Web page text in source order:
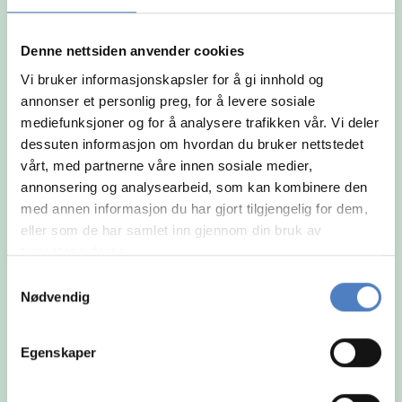
Denne nettsiden anvender cookies
Vi bruker informasjonskapsler for å gi innhold og
annonser et personlig preg, for å levere sosiale
mediefunksjoner og for å analysere trafikken vår. Vi deler
dessuten informasjon om hvordan du bruker nettstedet
vårt, med partnerne våre innen sosiale medier,
annonsering og analysearbeid, som kan kombinere den
med annen informasjon du har gjort tilgjengelig for dem,
eller som de har samlet inn gjennom din bruk av
tjenestene deres.
Nødvendig
Egenskaper
og arbeidsmåte.